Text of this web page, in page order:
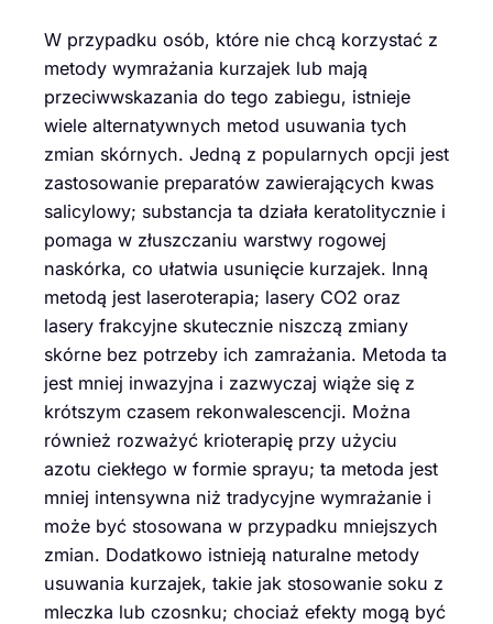
W przypadku osób, które nie chcą korzystać z
metody wymrażania kurzajek lub mają
przeciwwskazania do tego zabiegu, istnieje
wiele alternatywnych metod usuwania tych
zmian skórnych. Jedną z popularnych opcji jest
zastosowanie preparatów zawierających kwas
salicylowy; substancja ta działa keratolitycznie i
pomaga w złuszczaniu warstwy rogowej
naskórka, co ułatwia usunięcie kurzajek. Inną
metodą jest laseroterapia; lasery CO2 oraz
lasery frakcyjne skutecznie niszczą zmiany
skórne bez potrzeby ich zamrażania. Metoda ta
jest mniej inwazyjna i zazwyczaj wiąże się z
krótszym czasem rekonwalescencji. Można
również rozważyć krioterapię przy użyciu
azotu ciekłego w formie sprayu; ta metoda jest
mniej intensywna niż tradycyjne wymrażanie i
może być stosowana w przypadku mniejszych
zmian. Dodatkowo istnieją naturalne metody
usuwania kurzajek, takie jak stosowanie soku z
mleczka lub czosnku; chociaż efekty mogą być